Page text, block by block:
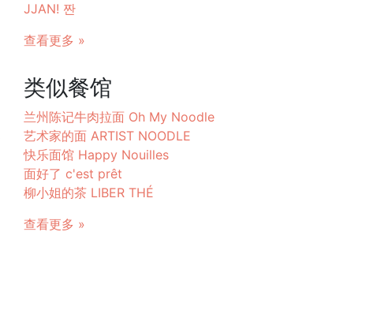
JJAN! 짠
查看更多 »
类似餐馆
兰州陈记牛肉拉面 Oh My Noodle
艺术家的面 ARTIST NOODLE
快乐面馆 Happy Nouilles
面好了 c'est prêt
柳小姐的茶 LIBER THÉ
查看更多 »